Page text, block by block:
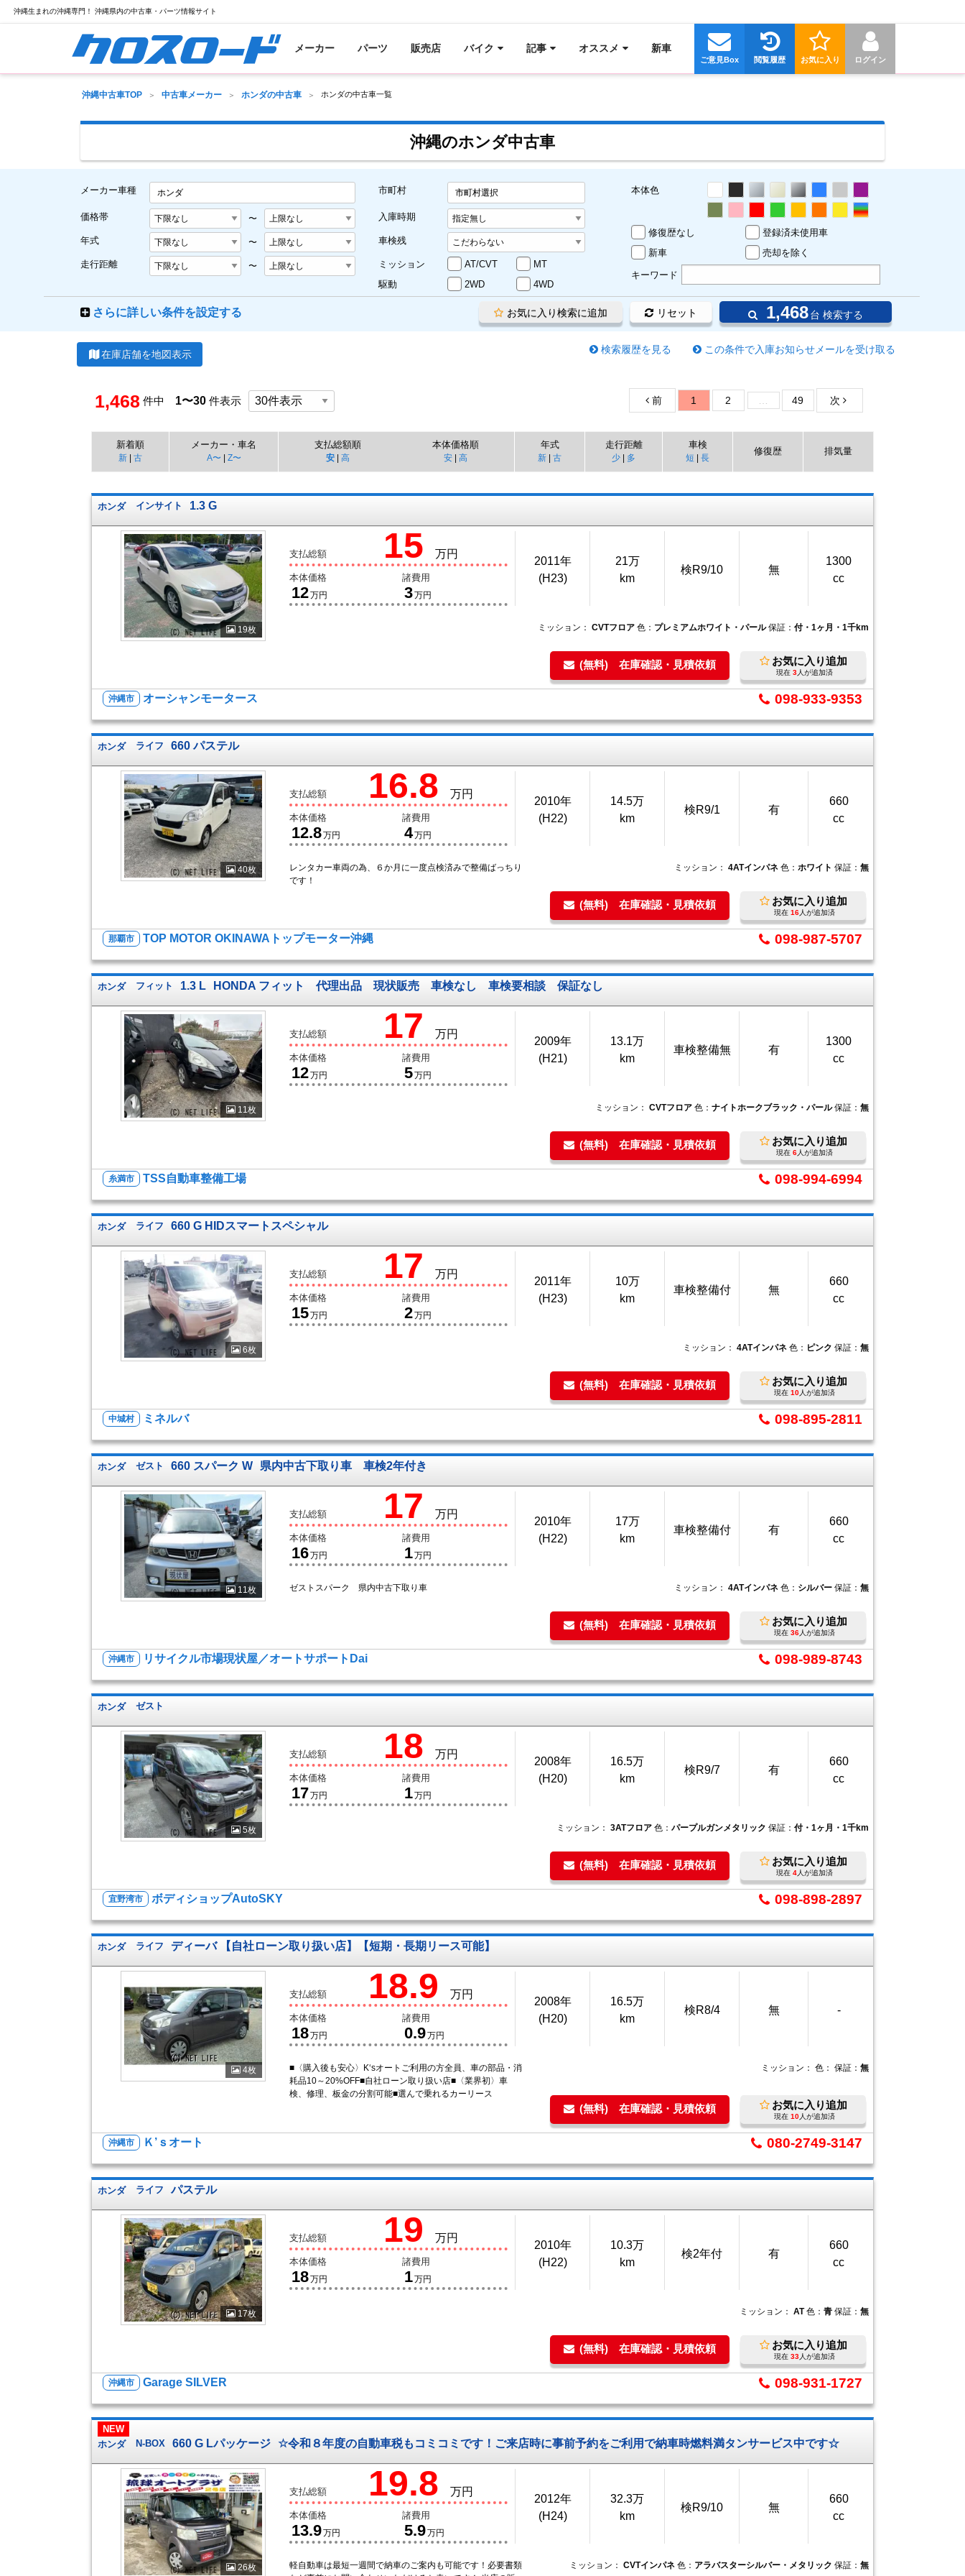
沖縄生まれの沖縄専門！ 沖縄県内の中古車・パーツ情報サイト
メーカー パーツ 販売店 バイク 記事 オススメ 新車
ログイン
お気に入り
閲覧履歴
ご意見Box
沖縄中古車TOP 中古車メーカー ホンダの中古車 ホンダの中古車一覧
沖縄のホンダ中古車
メーカー車種 ホンダ
価格帯 〜
年式 〜
走行距離 〜
市町村 市町村選択
入庫時期
車検残
ミッション AT/CVT
MT
駆動
2WD 4WD
本体色
修復歴なし
登録済未使用車
新車
売却を除く
キーワード
さらに詳しい条件を設定する 1,468台 検索する
リセット
お気に入り検索に追加
在庫店舗を地図表示 この条件で入庫お知らせメールを受け取る
検索履歴を見る
1,468 件中 1〜30 件表示 前 1 2 49 次
新着順
新 | 古
メーカー・車名
A〜| Z〜
支払総額順
安| 高
本体価格順
安| 高
年式
新 | 古
走行距離
少 | 多
車検
短 | 長
修復歴 排気量
ホンダ インサイト 1.3 G
19枚
支払総額 15 万円
本体価格
12万円
諸費用
3万円
2011年
(H23)
21万
km
検R9/10 無
1300
cc
ミッション： CVTフロア 色： プレミアムホワイト・パール 保証： 付・1ヶ月・1千km
(無料) 在庫確認・見積依頼 お気に入り追加
現在 3人が追加済
沖縄市 オーシャンモータース 098-933-9353
ホンダ ライフ 660 パステル
40枚
支払総額 16.8 万円
本体価格
12.8万円
諸費用
4万円
2010年
(H22)
14.5万
km
検R9/1 有
660
cc
レンタカー車両の為、６か月に一度点検済みで整備ばっちり
です！
ミッション： 4ATインパネ 色： ホワイト 保証： 無
(無料) 在庫確認・見積依頼 お気に入り追加
現在 16人が追加済
那覇市 TOP MOTOR OKINAWAトップモーター沖縄 098-987-5707
ホンダ フィット 1.3 L HONDA フィット 代理出品 現状販売 車検なし 車検要相談 保証なし
11枚
支払総額 17 万円
本体価格
12万円
諸費用
5万円
2009年
(H21)
13.1万
km
車検整備無 有
1300
cc
ミッション： CVTフロア 色： ナイトホークブラック・パール 保証： 無
(無料) 在庫確認・見積依頼 お気に入り追加
現在 6人が追加済
糸満市 TSS自動車整備工場 098-994-6994
ホンダ ライフ 660 G HIDスマートスペシャル
6枚
支払総額 17 万円
本体価格
15万円
諸費用
2万円
2011年
(H23)
10万
km
車検整備付 無
660
cc
ミッション： 4ATインパネ 色： ピンク 保証： 無
(無料) 在庫確認・見積依頼 お気に入り追加
現在 10人が追加済
中城村 ミネルバ 098-895-2811
ホンダ ゼスト 660 スパーク W 県内中古下取り車 車検2年付き
11枚
支払総額 17 万円
本体価格
16万円
諸費用
1万円
2010年
(H22)
17万
km
車検整備付 有
660
cc
ゼストスパーク 県内中古下取り車 ミッション： 4ATインパネ 色： シルバー 保証： 無
(無料) 在庫確認・見積依頼 お気に入り追加
現在 36人が追加済
沖縄市 リサイクル市場現状屋／オートサポートDai 098-989-8743
ホンダ ゼスト
5枚
支払総額 18 万円
本体価格
17万円
諸費用
1万円
2008年
(H20)
16.5万
km
検R9/7 有
660
cc
ミッション： 3ATフロア 色： パープルガンメタリック 保証： 付・1ヶ月・1千km
(無料) 在庫確認・見積依頼 お気に入り追加
現在 4人が追加済
宜野湾市 ボディショップAutoSKY 098-898-2897
ホンダ ライフ ディーバ 【自社ローン取り扱い店】【短期・長期リース可能】
4枚
支払総額 18.9 万円
本体価格
18万円
諸費用
0.9万円
2008年
(H20)
16.5万
km
検R8/4 無 -
■〈購入後も安心〉K‘sオートご利用の方全員、車の部品・消
耗品10～20%OFF■自社ローン取り扱い店■〈業界初〉車
検、修理、板金の分割可能■選んで乗れるカーリース
ミッション： 色： 保証： 無
(無料) 在庫確認・見積依頼 お気に入り追加
現在 10人が追加済
沖縄市 Ｋ’ｓオート 080-2749-3147
ホンダ ライフ パステル
17枚
支払総額 19 万円
本体価格
18万円
諸費用
1万円
2010年
(H22)
10.3万
km
検2年付 有
660
cc
ミッション： AT 色： 青 保証： 無
(無料) 在庫確認・見積依頼 お気に入り追加
現在 33人が追加済
沖縄市 Garage SILVER 098-931-1727
NEW
ホンダ
N-BOX 660 G Lパッケージ ☆令和８年度の自動車税もコミコミです！ご来店時に事前予約をご利用で納車時燃料満タンサービス中です☆
26枚
支払総額 19.8 万円
本体価格
13.9万円
諸費用
5.9万円
2012年
(H24)
32.3万
km
検R9/10 無
660
cc
軽自動車は最短一週間で納車のご案内も可能です！必要書類
ミッション： CVTインパネ 色： アラバスターシルバー・メタリック 保証： 無